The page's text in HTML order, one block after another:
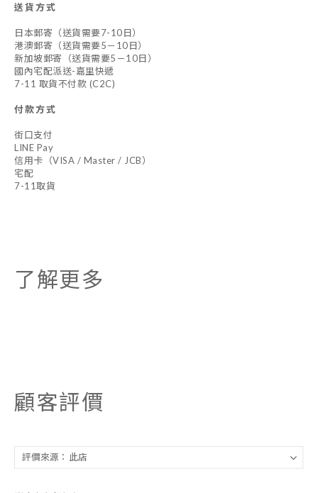
送貨方式
日本郵寄（送貨需要7-10日）
港澳郵寄（送貨需要5－10日）
新加坡郵寄（送貨需要5－10日）
國內宅配派送-嘉里快遞
7-11 取貨不付款 (C2C)
付款方式
街口支付
LINE Pay
信用卡（VISA / Master / JCB）
宅配
7-11取貨
了解更多
顧客評價